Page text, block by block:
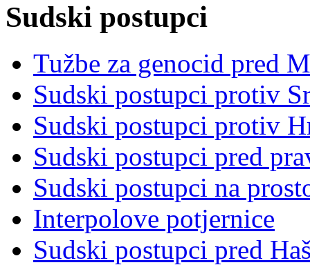
Sudski postupci
Tužbe za genocid pred
Sudski postupci protiv
Sudski postupci protiv
Sudski postupci pred
Sudski postupci na
Interpolove potjernice
Sudski postupci pred